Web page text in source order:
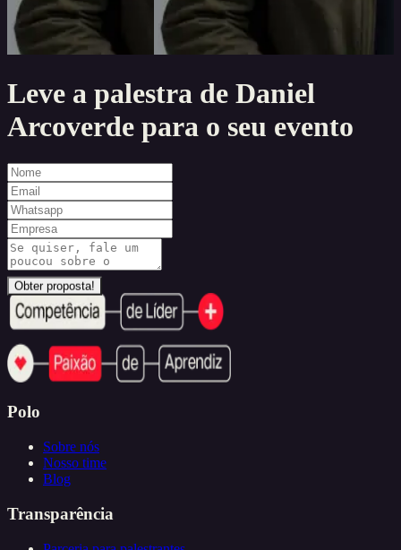
Leve a palestra de Daniel
Arcoverde para o seu evento
Obter proposta!
Polo
Sobre nós
Nosso time
Blog
Transparência